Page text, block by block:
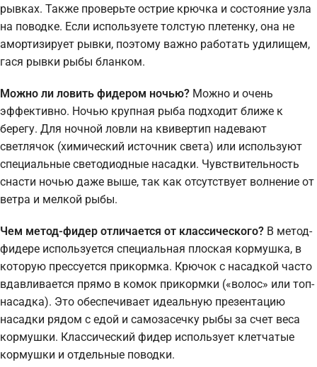
рывках. Также проверьте острие крючка и состояние узла
на поводке. Если используете толстую плетенку, она не
амортизирует рывки, поэтому важно работать удилищем,
гася рывки рыбы бланком.
Можно ли ловить фидером ночью? Можно и очень
эффективно. Ночью крупная рыба подходит ближе к
берегу. Для ночной ловли на квивертип надевают
светлячок (химический источник света) или используют
специальные светодиодные насадки. Чувствительность
снасти ночью даже выше, так как отсутствует волнение от
ветра и мелкой рыбы.
Чем метод-фидер отличается от классического? В метод-
фидере используется специальная плоская кормушка, в
которую прессуется прикормка. Крючок с насадкой часто
вдавливается прямо в комок прикормки («волос» или топ-
насадка). Это обеспечивает идеальную презентацию
насадки рядом с едой и самозасечку рыбы за счет веса
кормушки. Классический фидер использует клетчатые
кормушки и отдельные поводки.